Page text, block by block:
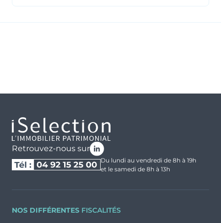
Retrouvez-nous sur
Du lundi au vendredi de 8h à 19h
et le samedi de 8h à 13h
NOS DIFFÉRENTES FISCALITÉS